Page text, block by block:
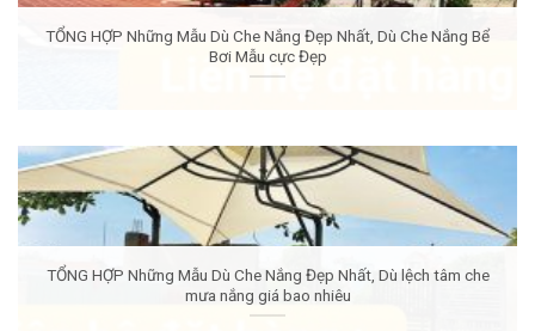
TỔNG HỢP Những Mẫu Dù Che Nắng Đẹp Nhất, Dù Che Nắng Bể
Bơi Mẫu cực Đẹp
TỔNG HỢP Những Mẫu Dù Che Nắng Đẹp Nhất, Dù lệch tâm che
mưa nắng giá bao nhiêu